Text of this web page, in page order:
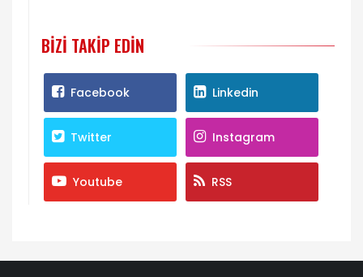
BIZI TAKIP EDIN
Facebook Linkedin
Twitter Instagram
Youtube RSS